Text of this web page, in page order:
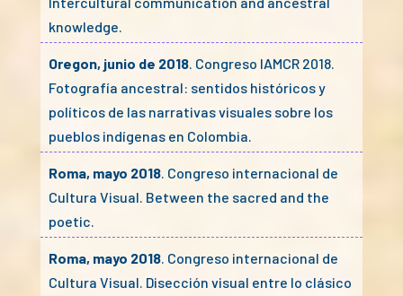
knowledge.
Oregon, junio de 2018. Congreso IAMCR 2018.
Fotografía ancestral: sentidos históricos y
políticos de las narrativas visuales sobre los
pueblos indígenas en Colombia.
Roma, mayo 2018. Congreso internacional de
Cultura Visual. Between the sacred and the
poetic.
Roma, mayo 2018. Congreso internacional de
Cultura Visual. Disección visual entre lo clásico